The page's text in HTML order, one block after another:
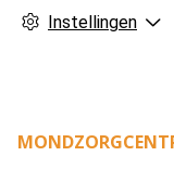
Instellingen